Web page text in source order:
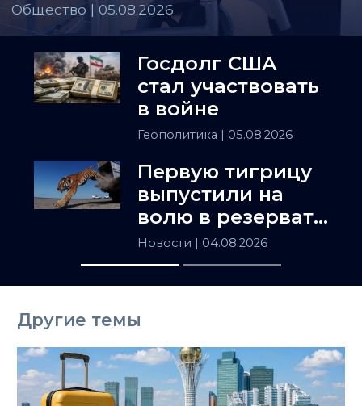
Общество | 05.08.2026
Госдолг США
стал участвовать
в войне
Геополитика | 05.08.2026
Первую тигрицу
выпустили на
волю в резервате
«Или-Балхаш»
Новости | 04.08.2026
Другие темы